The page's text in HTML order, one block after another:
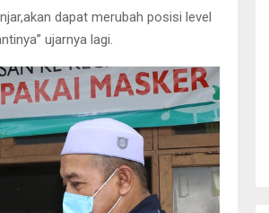
dapat merubah posisi level
ujarnya lagi.